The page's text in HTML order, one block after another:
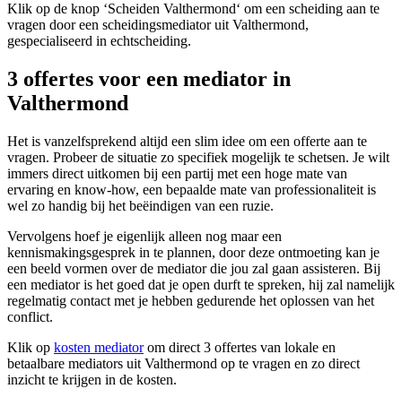
Klik op de knop ‘Scheiden Valthermond‘ om een scheiding aan te
vragen door een scheidingsmediator uit Valthermond,
gespecialiseerd in echtscheiding.
3 offertes voor een mediator in
Valthermond
Het is vanzelfsprekend altijd een slim idee om een offerte aan te
vragen. Probeer de situatie zo specifiek mogelijk te schetsen. Je wilt
immers direct uitkomen bij een partij met een hoge mate van
ervaring en know-how, een bepaalde mate van professionaliteit is
wel zo handig bij het beëindigen van een ruzie.
Vervolgens hoef je eigenlijk alleen nog maar een
kennismakingsgesprek in te plannen, door deze ontmoeting kan je
een beeld vormen over de mediator die jou zal gaan assisteren. Bij
een mediator is het goed dat je open durft te spreken, hij zal namelijk
regelmatig contact met je hebben gedurende het oplossen van het
conflict.
Klik op kosten mediatorom direct 3 offertes van lokale en
betaalbare mediators uit Valthermond op te vragen en zo direct
inzicht te krijgen in de kosten.